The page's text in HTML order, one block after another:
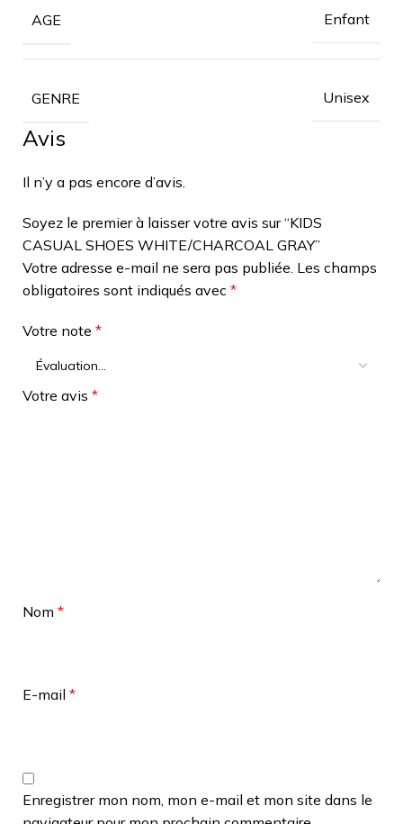
AGE Enfant
GENRE Unisex
Avis
Il n’y a pas encore d’avis.
Soyez le premier à laisser votre avis sur “KIDS
CASUAL SHOES WHITE/CHARCOAL GRAY”
Votre adresse e-mail ne sera pas publiée. Les champs
obligatoires sont indiqués avec *
Votre note *
Votre avis *
Nom *
E-mail *
Enregistrer mon nom, mon e-mail et mon site dans le